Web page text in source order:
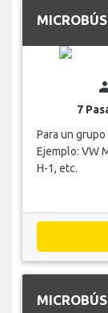
MICROBÚS
7
Para un
Ejemplo: VW
H-1, etc.
MICROBÚS